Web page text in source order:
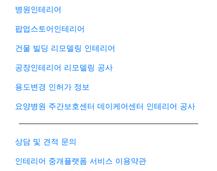
병원인테리어
팝업스토어인테리어
건물 빌딩 리모델링 인테리어
공장인테리어 리모델링 공사
용도변경 인허가 정보
요양병원 주간보호센터 데이케어센터 인테리어 공사
상담 및 견적 문의
인테리어 중개플랫폼 서비스 이용약관